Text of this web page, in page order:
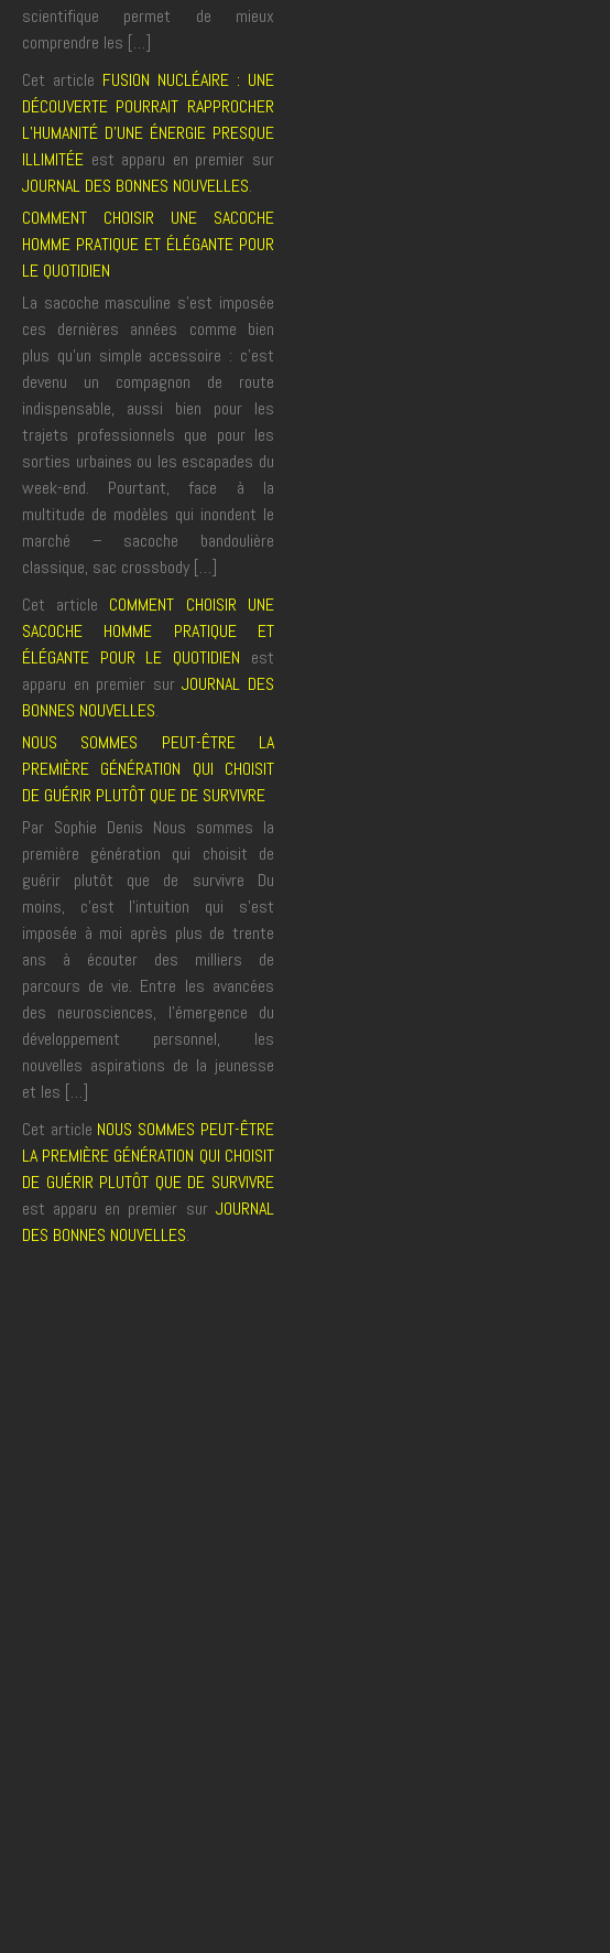
scientifique permet de mieux
comprendre les […]
Cet article FUSION NUCLÉAIRE : UNE
DÉCOUVERTE POURRAIT RAPPROCHER
L’HUMANITÉ D’UNE ÉNERGIE PRESQUE
ILLIMITÉE est apparu en premier sur
JOURNAL DES BONNES NOUVELLES.
COMMENT CHOISIR UNE SACOCHE
HOMME PRATIQUE ET ÉLÉGANTE POUR
LE QUOTIDIEN
La sacoche masculine s’est imposée
ces dernières années comme bien
plus qu’un simple accessoire : c’est
devenu un compagnon de route
indispensable, aussi bien pour les
trajets professionnels que pour les
sorties urbaines ou les escapades du
week-end. Pourtant, face à la
multitude de modèles qui inondent le
marché – sacoche bandoulière
classique, sac crossbody […]
Cet article COMMENT CHOISIR UNE
SACOCHE HOMME PRATIQUE ET
ÉLÉGANTE POUR LE QUOTIDIEN est
apparu en premier surJOURNAL DES
BONNES NOUVELLES.
NOUS SOMMES PEUT-ÊTRE LA
PREMIÈRE GÉNÉRATION QUI CHOISIT
DE GUÉRIR PLUTÔT QUE DE SURVIVRE
Par Sophie Denis Nous sommes la
première génération qui choisit de
guérir plutôt que de survivre Du
moins, c’est l’intuition qui s’est
imposée à moi après plus de trente
ans à écouter des milliers de
parcours de vie. Entre les avancées
des neurosciences, l’émergence du
développement personnel, les
nouvelles aspirations de la jeunesse
et les […]
Cet article NOUS SOMMES PEUT-ÊTRE
LA PREMIÈRE GÉNÉRATION QUI CHOISIT
DE GUÉRIR PLUTÔT QUE DE SURVIVRE
est apparu en premier sur JOURNAL
DES BONNES NOUVELLES.